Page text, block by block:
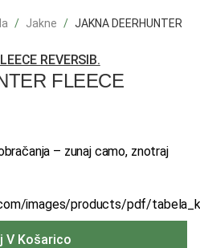
Jakne
JAKNA DEERHUNTER
FLEECE
– zunaj camo, znotraj
images/products/pdf/
V Košarico